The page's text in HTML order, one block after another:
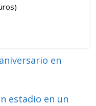
en
estadio en un